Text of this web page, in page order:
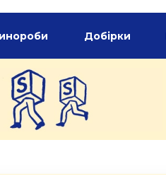
Добірки